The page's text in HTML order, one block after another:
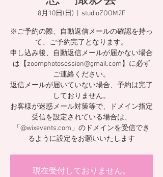
8月10日(日) studioZOOM2F
※ご予約の際、自動返信メールの確認を持っ
て、ご予約完了となります。
申し込み後、自動返信メールが届かない場合
は【zoomphotosession@gmail.com】に必ず
ご連絡ください。
返信メールが届いていない場合、予約は完了
しておりません。
お客様が迷惑メール対策等で、ドメイン指定
受信を設定されている場合は、
「@wixevents.com」のドメインを受信でき
るように設定をお願いいたします
現在受付しておりません。